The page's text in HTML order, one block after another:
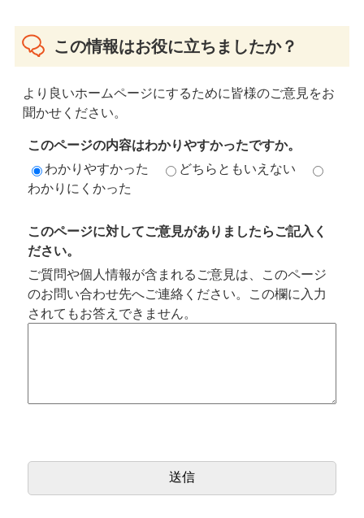
この情報はお役に立ちましたか？
より良いホームページにするために皆様のご意見をお
聞かせください。
このページの内容はわかりやすかったですか。
わかりやすかった
どちらともいえない
わかりにくかった
このページに対してご意見がありましたらご記入く
ださい。
ご質問や個人情報が含まれるご意見は、このページ
のお問い合わせ先へご連絡ください。この欄に入力
されてもお答えできません。